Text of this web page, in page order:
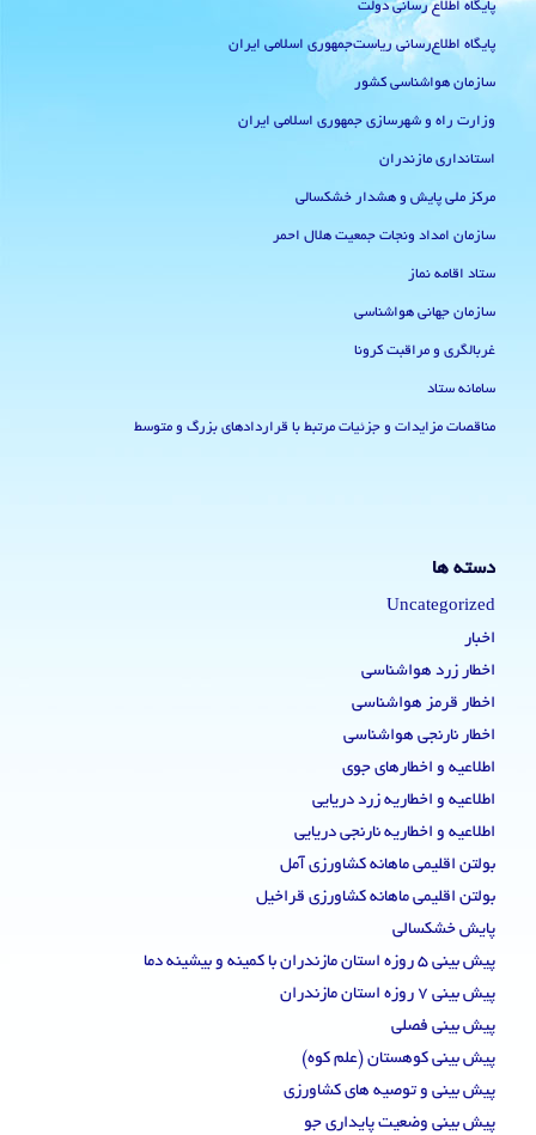
پایگاه اطلاع رسانی دولت
پایگاه اطلاع‌رسانی ریاست‌جمهوری اسلامی ایران
سازمان هواشناسی کشور
وزارت راه و شهرسازی جمهوری اسلامی ایران
استانداری مازندران
مرکز ملی پایش و هشدار خشکسالی
سازمان امداد ونجات جمعیت هلال احمر
ستاد اقامه نماز
سازمان جهانی هواشناسی
غربالگری و مراقبت کرونا
سامانه ستاد
مناقصات مزایدات و جزئیات مرتبط با قراردادهای بزرگ و متوسط
دسته ها
Uncategorized
اخبار
اخطار زرد هواشناسی
اخطار قرمز هواشناسی
اخطار نارنجی هواشناسی
اطلاعیه و اخطارهای جوی
اطلاعیه و اخطاریه زرد دریایی
اطلاعیه و اخطاریه نارنجی دریایی
بولتن اقلیمی ماهانه کشاورزی آمل
بولتن اقلیمی ماهانه کشاورزی قراخیل
پایش خشکسالی
پیش بینی 5 روزه استان مازندران با کمینه و بیشینه دما
پیش بینی 7 روزه استان مازندران
پیش بینی فصلی
پیش بینی کوهستان (علم کوه)
پیش بینی و توصیه های کشاورزی
پیش بینی وضعیت پایداری جو